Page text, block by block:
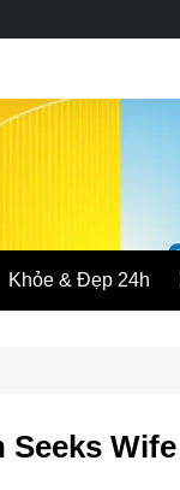
Khỏe & Đẹp 24h
Seeks Wife